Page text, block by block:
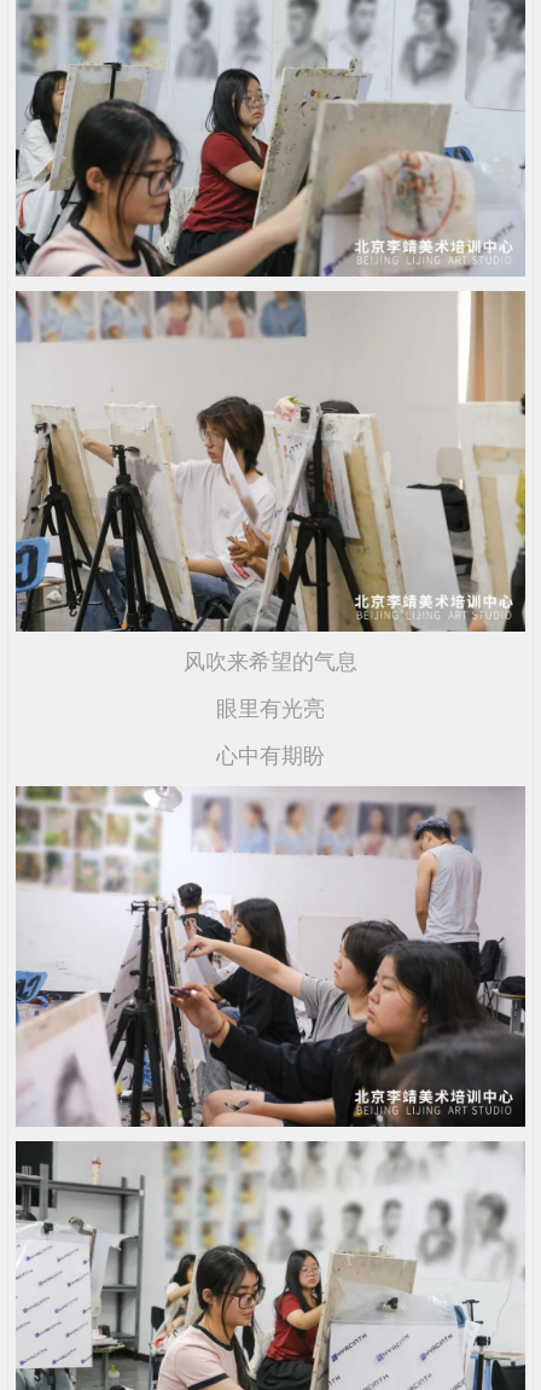
风吹来希望的气息
眼里有光亮
心中有期盼